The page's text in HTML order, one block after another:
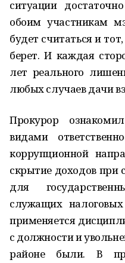
ситуации
обоим участникам
будет считаться и
берет. И каждая
лет реального
любых случаев дачи
Прокурор
видами
коррупцион­ной
скрытие доходов при
для
служащих
применяется
с должности и
районе были. В